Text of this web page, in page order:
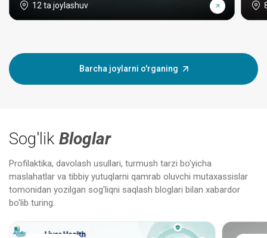
12 ta joylashuv
Barcha joylarni o'rganing
Sog'lik Bloglar
Profilaktika, davolash usullari, turmush tarzi bo'yicha
maslahatlar va tibbiy yutuqlarni qamrab oluvchi mutaxassislar
tomonidan yozilgan sog'liqni saqlash bloglari bilan xabardor
bo'lib turing.